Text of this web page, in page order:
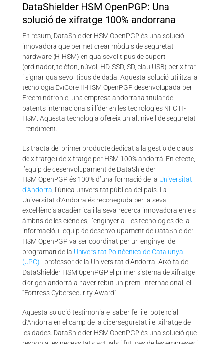
DataShielder HSM OpenPGP: Una
solució de xifratge 100% andorrana
En resum, DataShielder HSM OpenPGP és una solució
innovadora que permet crear mòduls de seguretat
hardware (H-HSM) en qualsevol tipus de suport
(ordinador, telèfon, núvol, HD, SSD, SD, clau USB) per xifrar
i signar qualsevol tipus de dada. Aquesta solució utilitza la
tecnologia EviCore H-HSM OpenPGP desenvolupada per
Freemindtronic, una empresa andorrana titular de
patents internacionals i líder en les tecnologies NFC H-
HSM. Aquesta tecnologia ofereix un alt nivell de seguretat
i rendiment.
Es tracta del primer producte dedicat a la gestió de claus
de xifratge i de xifratge per HSM 100% andorrà. En efecte,
l’equip de desenvolupament de DataShielder
HSM OpenPGP és 100% d’una formació de la Universitat
d’Andorra, l’única universitat pública del país. La
Universitat d’Andorra és reconeguda per la seva
excel·lència acadèmica i la seva recerca innovadora en els
àmbits de les ciències, l’enginyeria i les tecnologies de la
informació. L’equip de desenvolupament de DataShielder
HSM OpenPGP va ser coordinat per un enginyer de
programari de la Universitat Politècnica de Catalunya
(UPC) i professor de la Universitat d’Andorra. Això fa de
DataShielder HSM OpenPGP el primer sistema de xifratge
d’origen andorrà a haver rebut un premi internacional, el
“Fortress Cybersecurity Award”.
Aquesta solució testimonia el saber fer i el potencial
d’Andorra en el camp de la ciberseguretat i el xifratge de
les dades. DataShielder HSM OpenPGP és una solució que